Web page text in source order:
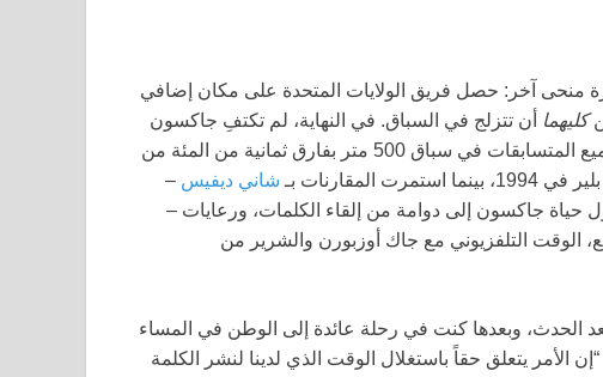
منحى آخر: حصل فريق الولايات المتحدة على مكان إضافي
كليهما
أن تتزلج في السباق. في النهاية، لم تكتفِ جاكسون
بالظهور في منصة التتويج في بكين؛ بل تفوقت على جميع المتسابقات في سباق 500 متر بفارق ثمانية من المئة من
بـ
شاني ديفيس –
حياة جاكسون إلى دوامة من إلقاء الكلمات، ورعايات –
الوقت التلفزيوني مع جاك أوزبورن والشرير من
الحدث، وبعدها كنت في رحلة عائدة إلى الوطن في المساء
الأمر يتعلق حقاً باستغلال الوقت الذي لدينا لنشر الكلمة